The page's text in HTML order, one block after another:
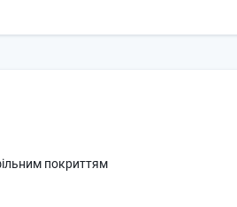
покриттям